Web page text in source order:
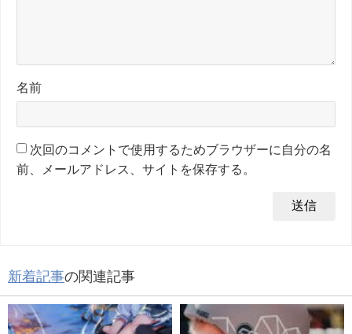
名前
次回のコメントで使用するためブラウザーに自分の名
前、メールアドレス、サイトを保存する。
新着記事の関連記事